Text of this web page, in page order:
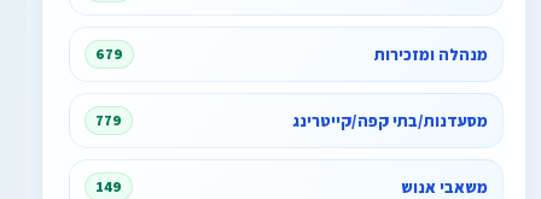
מנהלה ומזכירות 679
מסעדנות/בתי קפה/קייטרינג 779
משאבי אנוש 149